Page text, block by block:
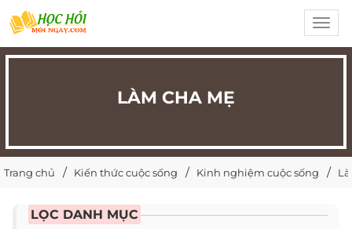
LÀM CHA MẸ
Trang chủ Kiến thức cuộc sống Kinh nghiệm cuộc sống
LỌC DANH MỤC